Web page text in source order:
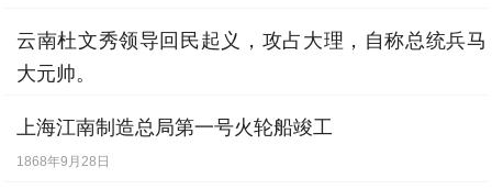
云南杜文秀领导回民起义，攻占大理，自称总统兵马
大元帅。
上海江南制造总局第一号火轮船竣工
1868年9月28日